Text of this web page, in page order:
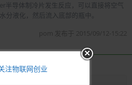
半导体制冷片发生反应，可以直接将空气
分液化，然后流入底部的瓶中。
pom 发布于 2015/09/12-15:22